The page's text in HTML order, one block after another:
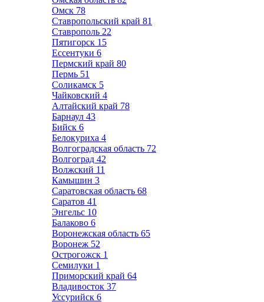
Омск 78
Ставропольский край 81
Ставрополь 22
Пятигорск 15
Ессентуки 6
Пермский край 80
Пермь 51
Соликамск 5
Чайковский 4
Алтайский край 78
Барнаул 43
Бийск 6
Белокуриха 4
Волгоградская область 72
Волгоград 42
Волжский 11
Камышин 3
Саратовская область 68
Саратов 41
Энгельс 10
Балаково 6
Воронежская область 65
Воронеж 52
Острогожск 1
Семилуки 1
Приморский край 64
Владивосток 37
Уссурийск 6